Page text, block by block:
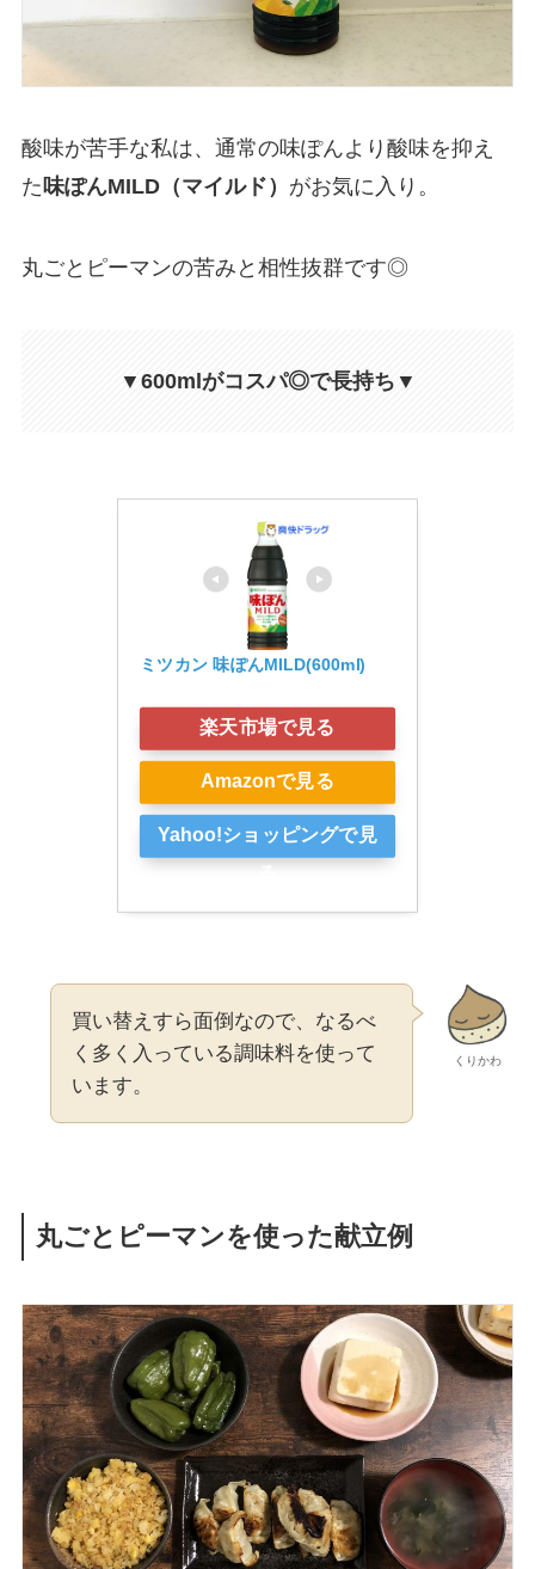
酸味が苦手な私は、通常の味ぽんより酸味を抑え
た味ぽんMILD（マイルド） がお気に入り。
丸ごとピーマンの苦みと相性抜群です◎
▼600mlがコスパ◎で長持ち▼
ミツカン 味ぽんMILD(600ml)
楽天市場で見る
Amazonで見る
Yahoo!ショッピングで見
くりかわ
買い替えすら面倒なので、なるべ
く多く入っている調味料を使って
います。
丸ごとピーマンを使った献立例